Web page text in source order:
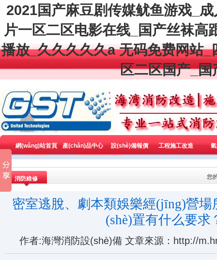
2021国产麻豆剧传媒鱿鱼游戏_
片一区二区电影在线_国产丝袜
播放_久久久久久a 无码免费网站
区二区国产_
網(wǎng)站首頁 產(chǎn)品中心 設(shè)備報價 工程施工改造
消防維修 您
密室逃脫、劇本類娛樂經(jīng)營
(shè)置有什么要求
作者:海灣消防設(shè)備 文章來源：http://